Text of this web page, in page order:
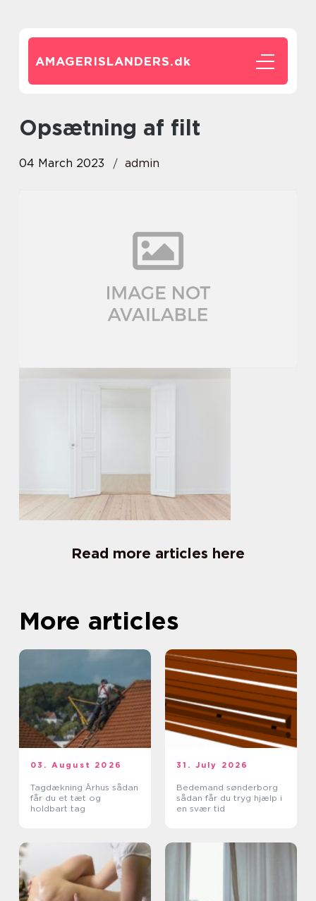
AMAGERISLANDERS.dk
Opsætning af filt
04 March 2023 admin
Read more articles here
More articles
03. August 2026
Tagdækning Århus sådan
får du et tæt og
holdbart tag
31. July 2026
Bedemand sønderborg
sådan får du tryg hjælp i
en svær tid